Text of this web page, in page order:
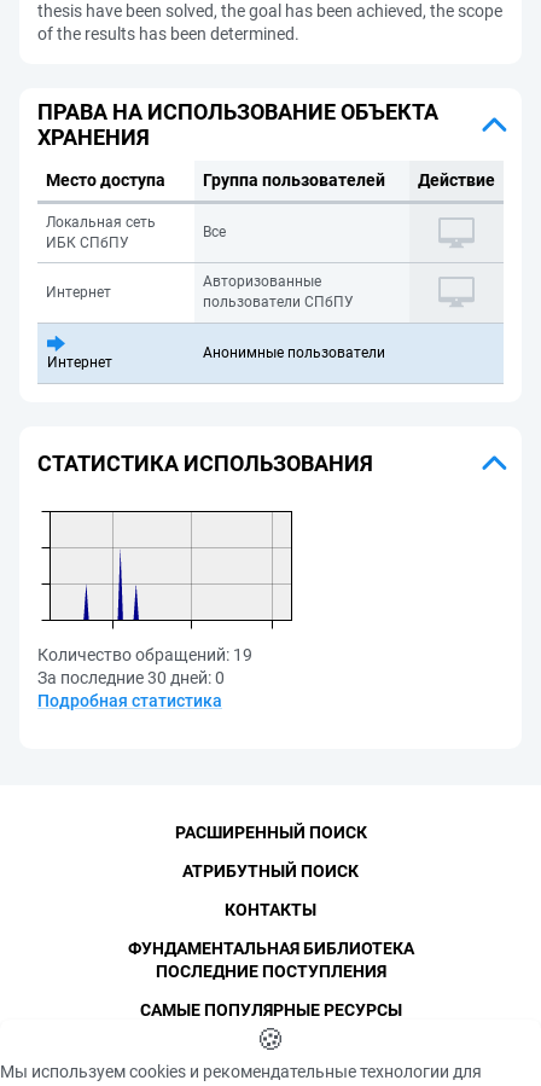
thesis have been solved, the goal has been achieved, the scope
of the results has been determined.
ПРАВА НА ИСПОЛЬЗОВАНИЕ ОБЪЕКТА
ХРАНЕНИЯ
Место доступа Группа пользователей Действие
Локальная сеть
ИБК СПбПУ
Все
Интернет
Авторизованные
пользователи СПбПУ
Интернет
Анонимные пользователи
СТАТИСТИКА ИСПОЛЬЗОВАНИЯ
Количество обращений: 19
За последние 30 дней:0
Подробная статистика
СПбПУ, 1996-2026
Авторские права и персональные данные
Фотографии размещены с согласия
РАСШИРЕННЫЙ ПОИСК
АТРИБУТНЫЙ ПОИСК
КОНТАКТЫ
ФУНДАМЕНТАЛЬНАЯ БИБЛИОТЕКА
ПОСЛЕДНИЕ ПОСТУПЛЕНИЯ
САМЫЕ ПОПУЛЯРНЫЕ РЕСУРСЫ
🍪
Мы используем cookies и рекомендательные технологии для